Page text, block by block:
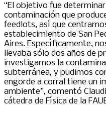
“El objetivo fue
contaminación que
feedlots, así que
establecimiento de San
Aires. Específicamente,
llevaba sólo dos años de
investigamos la
subterránea, y pudimos
engorde a corral tiene un
ambiente”, comentó
cátedra de Física de la